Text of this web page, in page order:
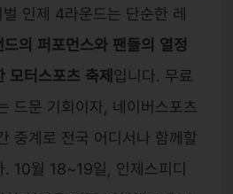
인제 4라운드는 단순한 레
드의 퍼포먼스와 팬들의 열정
모터스포츠 축제 입니다. 무료
드문 기회이자, 네이버스포츠
중계로 전국 어디서나 함께할
10월 18~19일, 인제스피디